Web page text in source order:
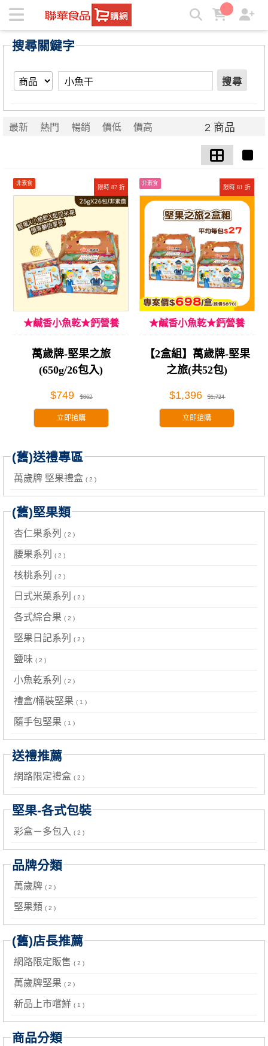
【小魚干】搜尋結果 | ★聯華食品e購網★
搜尋關鍵字
搜尋
最新 熱門 暢銷 價低 價高 2 商品
限時 87 折
非素食
★鹹香小魚乾★鈣營養
萬歲牌-堅果之旅
(650g/26包入)
$749 $862
立即搶購
限時 81 折
非素食
★鹹香小魚乾★鈣營養
【2盒組】萬歲牌-堅果
之旅(共52包)
$1,396 $1,724
立即搶購
(舊)送禮專區
萬歲牌 堅果禮盒 ( 2 )
(舊)堅果類
杏仁果系列 ( 2 )
腰果系列 ( 2 )
核桃系列 ( 2 )
日式米菓系列 ( 2 )
各式綜合果 ( 2 )
堅果日記系列 ( 2 )
鹽味 ( 2 )
小魚乾系列 ( 2 )
禮盒/桶裝堅果 ( 1 )
隨手包堅果 ( 1 )
送禮推薦
網路限定禮盒 ( 2 )
堅果-各式包裝
彩盒－多包入 ( 2 )
品牌分類
萬歲牌 ( 2 )
堅果類 ( 2 )
(舊)店長推薦
網路限定販售 ( 2 )
萬歲牌堅果 ( 2 )
新品上市嚐鮮 ( 1 )
商品分類